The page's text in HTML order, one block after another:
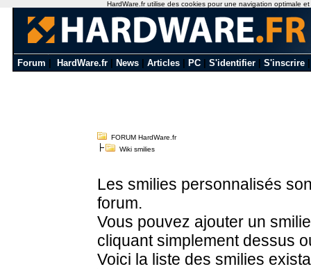
Forum HardWare.fr News Articles PC S'identifier S'inscrire
FORUM HardWare.fr
Wiki smilies
Les smilies personnalisés
forum.
Vous pouvez ajouter un
cliquant simplement dessus
Voici la liste des smilies
HardWare.fr utilise des cookies pour une navigation optimale